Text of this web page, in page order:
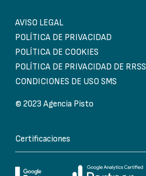
AVISO LEGAL
POLÍTICA DE PRIVACIDAD
POLÍTICA DE COOKIES
POLÍTICA DE PRIVACIDAD DE RRSS
CONDICIONES DE USO SMS
© 2023 Agencia Pisto
Certificaciones